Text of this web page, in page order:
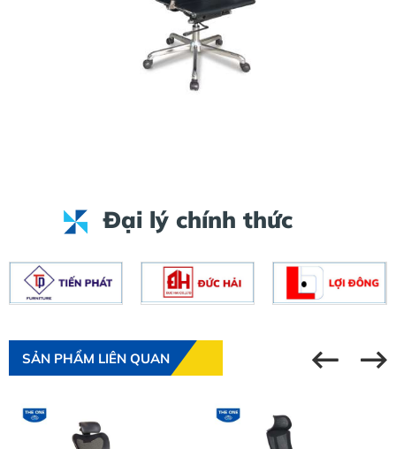
Đại lý chính thức
SẢN PHẨM LIÊN QUAN